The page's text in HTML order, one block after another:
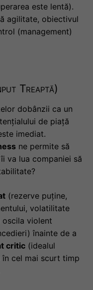
este lentă).
agilitate, obiectivul
(management)
Treaptă)
dobânzii ca un
de piață
imediat.
ne permite să
va lua companiei să
(rezerve puține,
volatilitate
oscila violent
înainte de a
critic (idealul
în cel mai scurt timp